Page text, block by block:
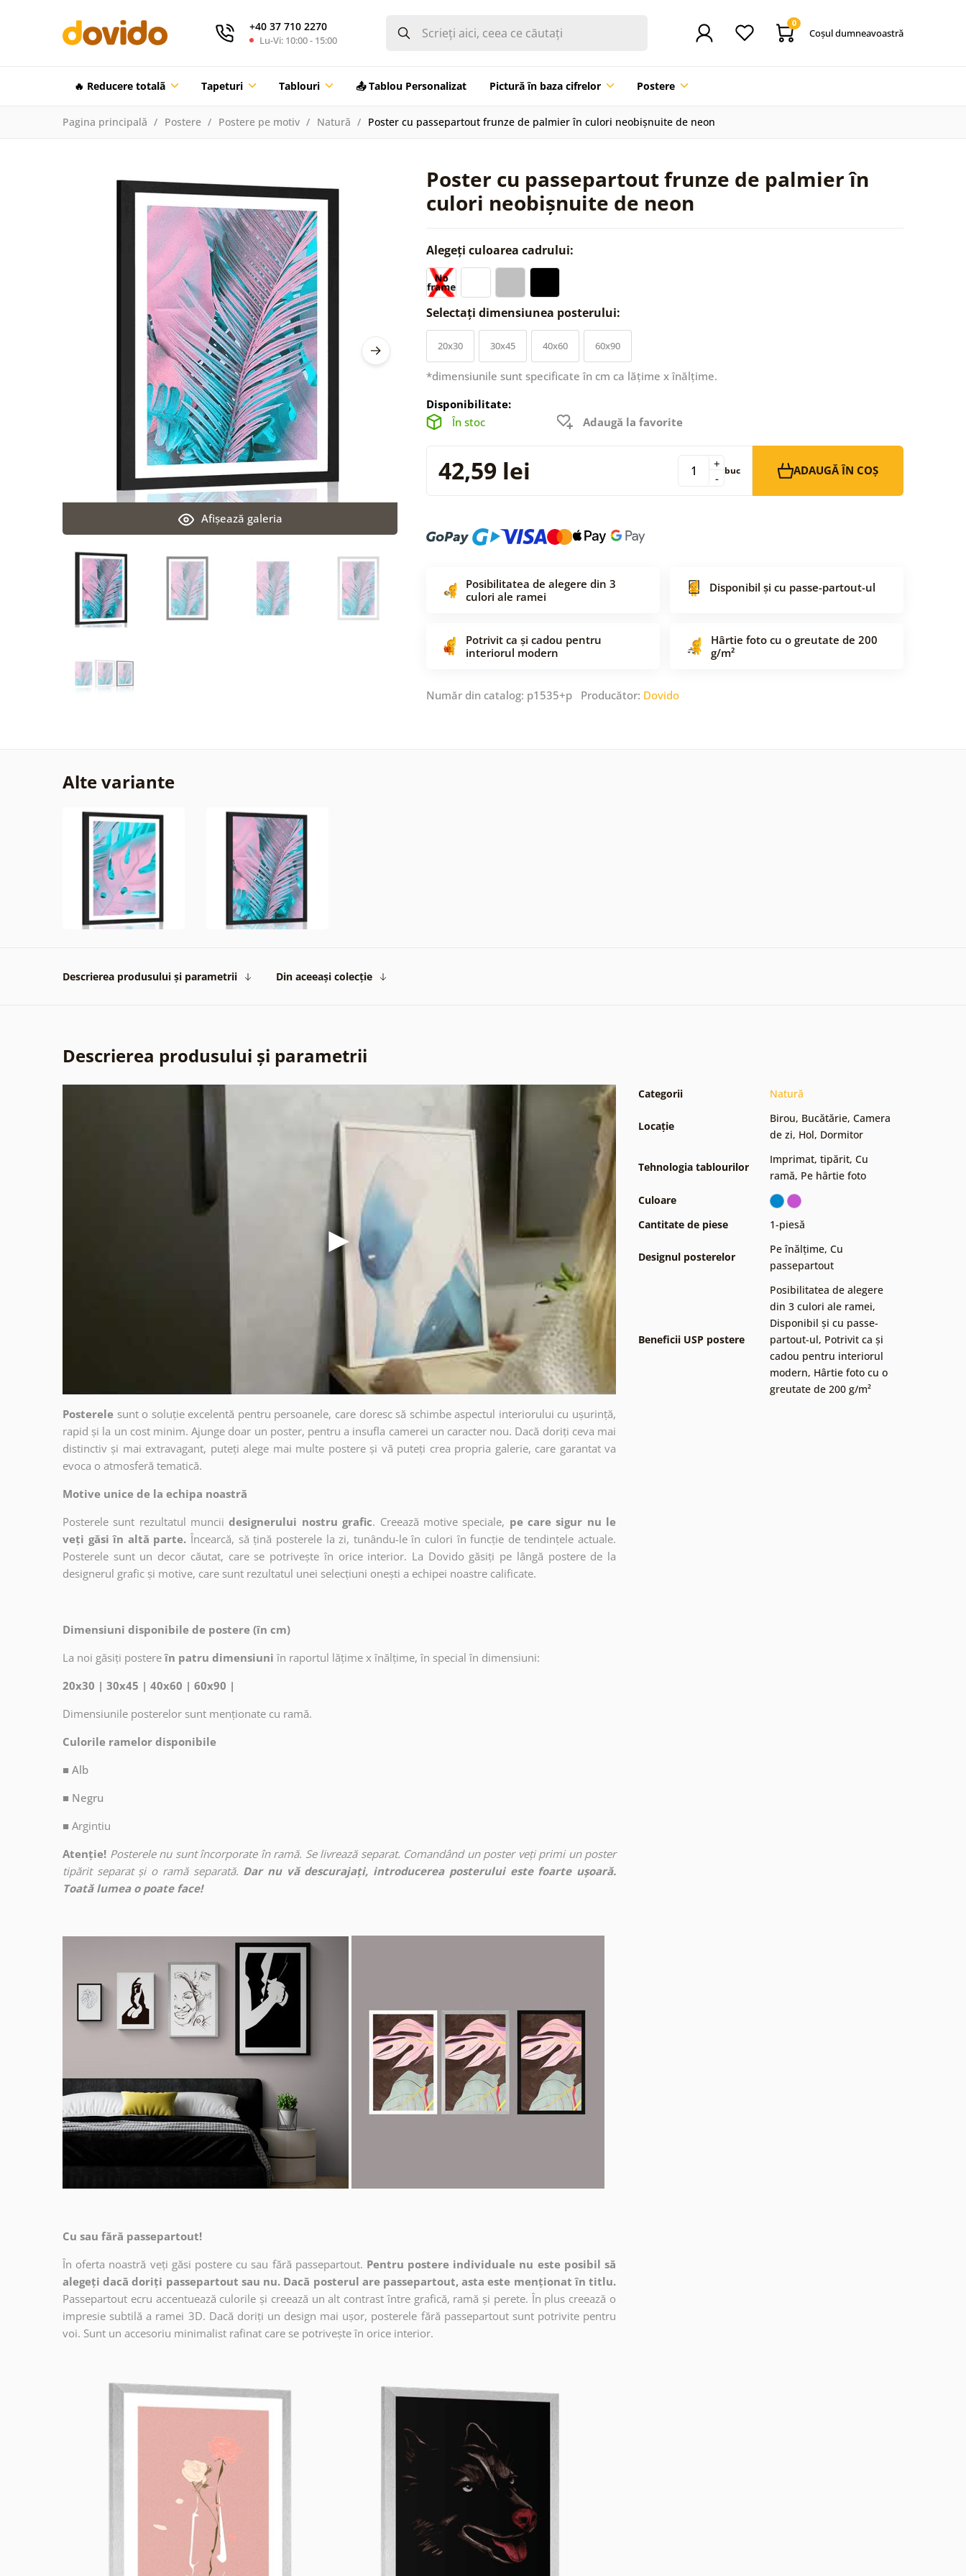
+40 37 710 2270
Lu-Vi: 10:00 - 15:00
0
Coşul dumneavoastră
🔥 Reducere totalã Tapeturi Tablouri 📤 Tablou Personalizat Pictură în baza cifrelor Postere
Pagina principală Postere Postere pe motiv Natură Poster cu passepartout frunze de palmier în culori neobișnuite de neon
Poster cu passepartout frunze de palmier în
culori neobișnuite de neon
Afişează galeria
Alegeți culoarea cadrului:
Selectați dimensiunea posterului:
20x30 30x45 40x60 60x90
*dimensiunile sunt specificate în cm ca lățime x înălțime.
Disponibilitate:
În stoc
Adaugă la favorite
42,59 lei -
+ buc ADAUGĂ ÎN COȘ
Posibilitatea de alegere din 3
culori ale ramei
Disponibil și cu passe-partout-ul
Potrivit ca și cadou pentru
interiorul modern
Hârtie foto cu o greutate de 200
g/m²
Număr din catalog: p1535+p Producător: Dovido
Alte variante
Descrierea produsului și parametrii Din aceeași colecție
Descrierea produsului și parametrii
Posterele sunt o soluție excelentă pentru persoanele, care doresc să schimbe aspectul interiorului cu ușurință,
rapid și la un cost minim. Ajunge doar un poster, pentru a insufla camerei un caracter nou. Dacă doriți ceva mai
distinctiv și mai extravagant, puteți alege mai multe postere și vă puteți crea propria galerie, care garantat va
evoca o atmosferă tematică.
Motive unice de la echipa noastră
Posterele sunt rezultatul muncii designerului nostru grafic. Creează motive speciale, pe care sigur nu le
veți găsi în altă parte. Încearcă, să țină posterele la zi, tunându-le în culori în funcție de tendințele actuale.
Posterele sunt un decor căutat, care se potrivește în orice interior. La Dovido găsiți pe lângă postere de la
designerul grafic și motive, care sunt rezultatul unei selecțiuni onești a echipei noastre calificate.
Dimensiuni disponibile de postere (în cm)
La noi găsiți postere în patru dimensiuni în raportul lățime x înălțime, în special în dimensiuni:
20x30 | 30x45 | 40x60 | 60x90 |
Dimensiunile posterelor sunt menționate cu ramă.
Culorile ramelor disponibile
■ Alb
■ Negru
■ Argintiu
Atenție! Posterele nu sunt încorporate în ramă. Se livrează separat. Comandând un poster veți primi un poster
tipărit separat și o ramă separată. Dar nu vă descurajați, introducerea posterului este foarte ușoară.
Toată lumea o poate face!
Cu sau fără passepartout!
În oferta noastră veți găsi postere cu sau fără passepartout. Pentru postere individuale nu este posibil să
alegeți dacă doriți passepartout sau nu. Dacă posterul are passepartout, asta este menționat în titlu.
Passepartout ecru accentuează culorile și creează un alt contrast între grafică, ramă și perete. În plus creează o
impresie subtilă a ramei 3D. Dacă doriți un design mai ușor, posterele fără passepartout sunt potrivite pentru
voi. Sunt un accesoriu minimalist rafinat care se potrivește în orice interior.
Categorii Natură
Locație
Birou, Bucătărie, Camera
de zi, Hol, Dormitor
Tehnologia tablourilor
Imprimat, tipărit, Cu
ramă, Pe hârtie foto
Culoare
Cantitate de piese
1-piesă
Designul posterelor
Pe înălțime, Cu
passepartout
Beneficii USP postere
Posibilitatea de alegere
din 3 culori ale ramei,
Disponibil și cu passe-
partout-ul, Potrivit ca și
cadou pentru interiorul
modern, Hârtie foto cu o
greutate de 200 g/m²